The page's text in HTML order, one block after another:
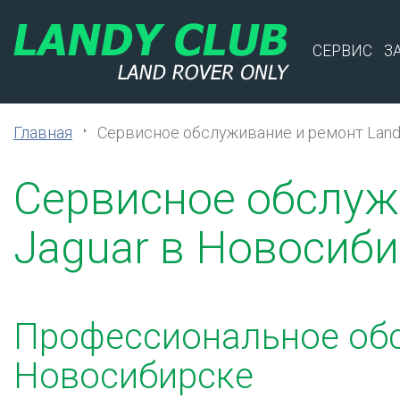
СЕРВИС
Главная Сервисное обслуживание и ремонт
Сервисное
Jaguar в
Профессиональное
Новосибирске